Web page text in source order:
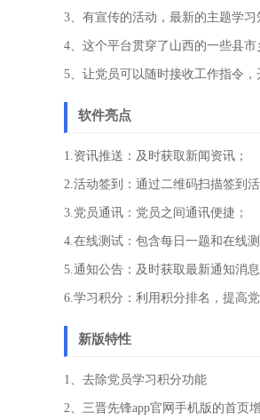
3、有宣传的活动，最新的主题学
4、这个平台贯穿了山西的一些县
5、让党员可以随时接收工作指令
软件亮点
1.资讯推送：及时获取新闻资讯；
2.活动签到：通过二维码扫描签到活
3.党员通讯：党员之间通讯便捷；
4.在线测试：包含每日一题和在线测
5.通知公告：及时获取最新通知消息
6.学习积分：利用积分排名，提高党
新版特性
1、去除党员学习积分功能
2、三晋先锋app官网手机版的首页